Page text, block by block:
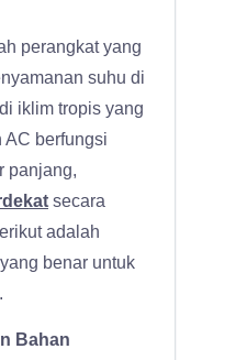
perangkat yang
suhu di
iklim tropis yang
AC berfungsi
panjang,
secara
adalah
benar untuk
Bahan